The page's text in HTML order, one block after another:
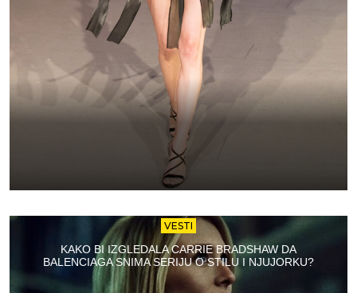
VESTI
KAKO BI IZGLEDALA CARRIE BRADSHAW DA
BALENCIAGA SNIMA SERIJU O STILU I NJUJORKU?